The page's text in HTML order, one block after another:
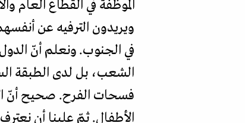
الموظفة في القطاع العام
ويريدون الترفيه عن
في الجنوب. ونعلم أنّ الدول
الشعب، بل لدى الطبقة
فسحات الفرح. صحيح أنّ
الأطفال. ثمّ علينا أن